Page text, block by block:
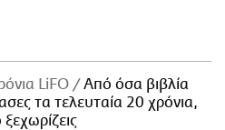
LiFO
Από όσα βιβλία
τα τελευταία 20 χρόνια,